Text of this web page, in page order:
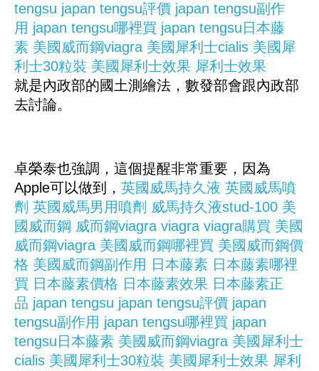
tengsu japan tengsu評價 japan tengsu副作
用 japan tengsu哪裡買 japan tengsu日本藤
素 美國威而鋼viagra 美國犀利士cialis 美國犀
利士30粒裝 美國犀利士效果 犀利士效果
就是內政部的國土測繪法，數發部會跟內政部
去討論。
卓榮泰也強調，這個提醒非常重要，因為
Apple可以做到， 英國威馬持久液 英國威馬噴
劑 英國威馬男用噴劑 威馬持久液stud-100 美
國威而鋼 威而鋼viagra viagra viagra購買 美國
威而鋼viagra 美國威而鋼哪裡買 美國威而鋼價
格 美國威而鋼副作用 日本藤素 日本藤素哪裡
買 日本藤素價格 日本藤素效果 日本藤素正
品 japan tengsu japan tengsu評價 japan
tengsu副作用 japan tengsu哪裡買 japan
tengsu日本藤素 美國威而鋼viagra 美國犀利士
cialis 美國犀利士30粒裝 美國犀利士效果 犀利